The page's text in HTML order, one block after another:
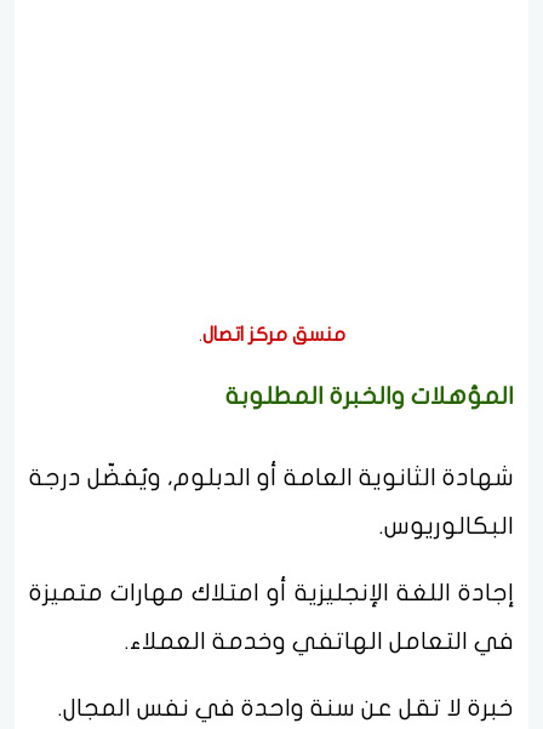
منسق مركز اتصال.
المؤهلات والخبرة المطلوبة
شهادة الثانوية العامة أو الدبلوم، ويُفضّل درجة
البكالوريوس.
إجادة اللغة الإنجليزية أو امتلاك مهارات متميزة
في التعامل الهاتفي وخدمة العملاء.
خبرة لا تقل عن سنة واحدة في نفس المجال.